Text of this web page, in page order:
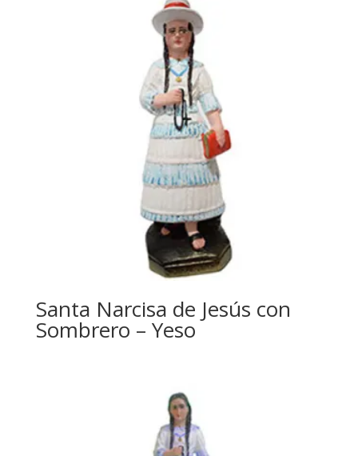
Santa Narcisa de Jesús con
Sombrero – Yeso